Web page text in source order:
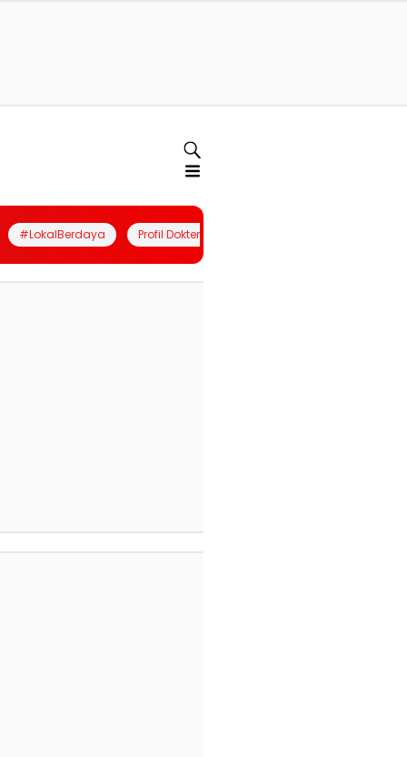
#LokalBerdaya Profil Dokter